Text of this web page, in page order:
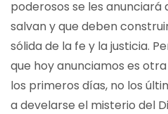
poderosos se les anunciará
salvan y que deben
sólida de la fe y la justicia.
que hoy anunciamos es
los primeros días, no los
a develarse el misterio del